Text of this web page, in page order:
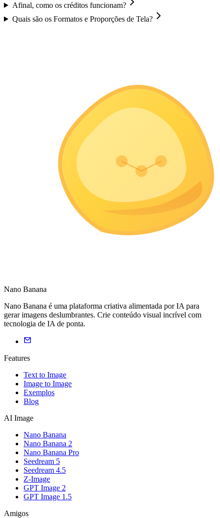
Afinal, como os créditos funcionam?
Quais são os Formatos e Proporções de Tela?
Nano Banana
Nano Banana é uma plataforma criativa alimentada por IA para
gerar imagens deslumbrantes. Crie conteúdo visual incrível com
tecnologia de IA de ponta.
Features
Text to Image
Image to Image
Exemplos
Blog
AI Image
Nano Banana
Nano Banana 2
Nano Banana Pro
Seedream 5
Seedream 4.5
Z-Image
GPT Image 2
GPT Image 1.5
Amigos